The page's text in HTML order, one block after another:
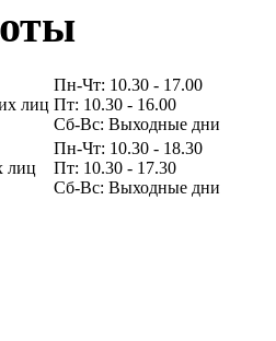
лиц
Пн-Чт: 10.30 - 17.00
Пт: 10.30 - 16.00
Сб-Вс: Выходные дни
лиц
Пн-Чт: 10.30 - 18.30
Пт: 10.30 - 17.30
Сб-Вс: Выходные дни